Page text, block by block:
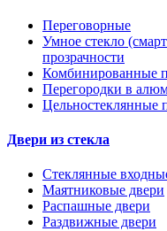
Переговорные
Умное стекло
прозрачности
Комбинированные
Перегородки в
Цельностеклянные
Двери из стекла
Стеклянные
Маятниковые двери
Распашные двери
Раздвижные двери